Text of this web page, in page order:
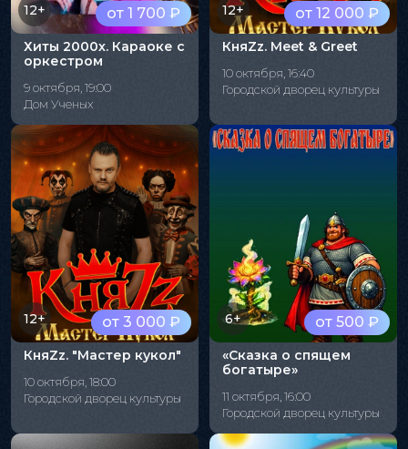
от 1 700 ₽
12+
Хиты 2000х. Караоке с
оркестром
9 октября, 19:00
Дом Ученых
от 12 000 ₽
12+
КняZz. Meet & Greet
10 октября, 16:40
Городской дворец культуры
от 3 000 ₽
12+
КняZz. "Мастер кукол"
10 октября, 18:00
Городской дворец культуры
от 500 ₽
6+
«Сказка о спящем
богатыре»
11 октября, 16:00
Городской дворец культуры